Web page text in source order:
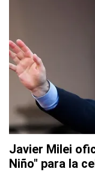
Javier Milei
Niño" para la